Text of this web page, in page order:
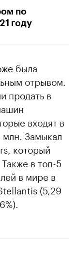
по
году
была
отрывом.
продать в
входят в
Замыкал
который
в топ-5
в мире в
(5,29